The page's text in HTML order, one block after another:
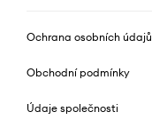
Ochrana osobních údajů
Obchodní podmínky
Údaje společnosti